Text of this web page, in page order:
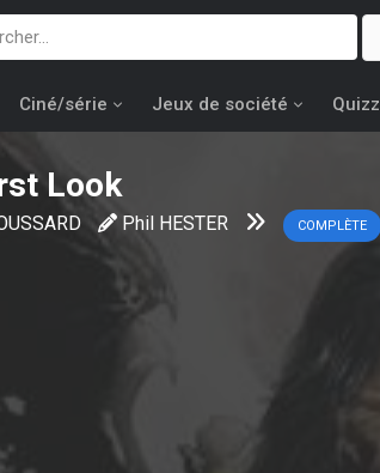
Ciné/série Jeux de société Quizz
Look
Phil HESTER COMPLÈTE